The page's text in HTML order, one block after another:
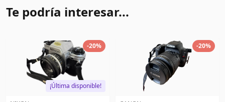
Te podría interesar...
-20%
¡Última disponible!
-20%